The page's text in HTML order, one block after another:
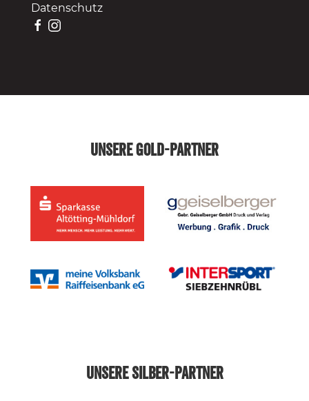
Datenschutz
UNSERE GOLD-PARTNER
UNSERE SILBER-PARTNER